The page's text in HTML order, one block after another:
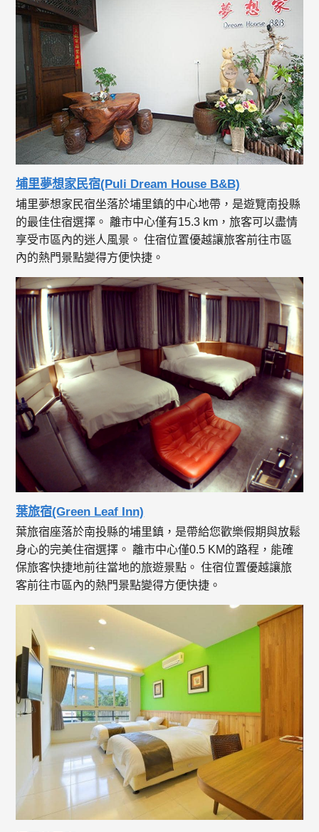
埔里夢想家民宿(Puli Dream House B&B)
埔里夢想家民宿坐落於埔里鎮的中心地帶，是遊覽南投縣
的最佳住宿選擇。 離市中心僅有15.3 km，旅客可以盡情
享受市區內的迷人風景。 住宿位置優越讓旅客前往市區
內的熱門景點變得方便快捷。
葉旅宿(Green Leaf Inn)
葉旅宿座落於南投縣的埔里鎮，是帶給您歡樂假期與放鬆
身心的完美住宿選擇。 離市中心僅0.5 KM的路程，能確
保旅客快捷地前往當地的旅遊景點。 住宿位置優越讓旅
客前往市區內的熱門景點變得方便快捷。